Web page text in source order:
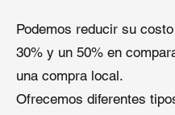
de
techo comercial TPO
específicas de su
mejorando la eficiencia en
reduciendo la complejidad
Podemos reducir su
30% y un 50% en
una compra local.
Ofrecemos diferentes